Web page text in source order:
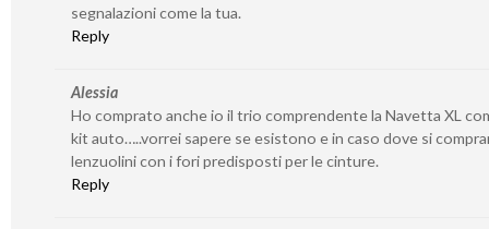
segnalazioni come la tua.
Reply
Alessia
Ho comprato anche io il trio comprendente la Navetta XL
kit auto…..vorrei sapere se esistono e in caso dove si
lenzuolini con i fori predisposti per le cinture.
Reply